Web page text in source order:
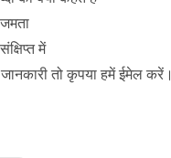
में
तो कृपया हमें ईमेल करें।